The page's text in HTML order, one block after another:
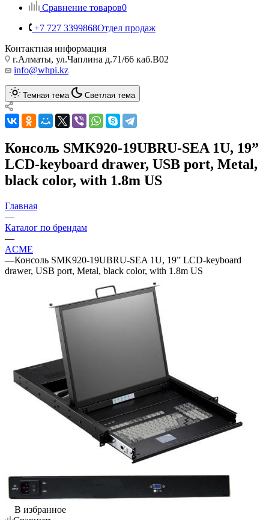
Сравнение товаров0
+7 727 3399868Отдел продаж
Контактная информация
г.Алматы, ул.Чаплина д.71/66 каб.B02
info@whpi.kz
Темная тема Светлая тема
Консоль SMK920-19UBRU-SEA 1U, 19”
LCD-keyboard drawer, USB port, Metal,
black color, with 1.8m US
Главная
—
Каталог по брендам
—
ACME
—Консоль SMK920-19UBRU-SEA 1U, 19” LCD-keyboard
drawer, USB port, Metal, black color, with 1.8m US
В избранное